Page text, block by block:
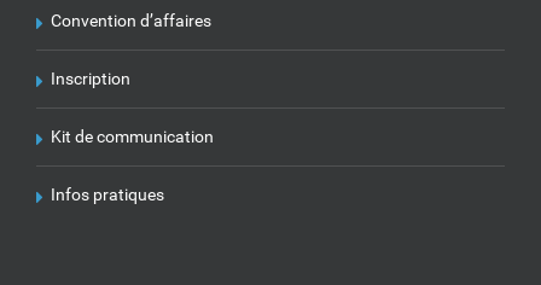
Convention d’affaires
Inscription
Kit de communication
Infos pratiques